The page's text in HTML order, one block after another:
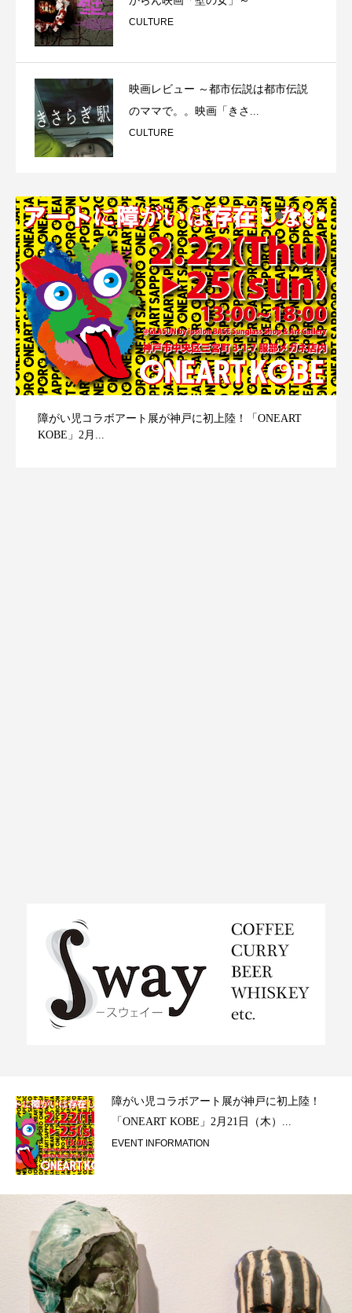
CULTURE
映画レビュー ～都市伝説は都市伝説
のママで。。映画「きさ...
CULTURE
障がい児コラボアート展が神戸に初上陸！「ONEART
KOBE」2月...
障がい児コラボアート展が神戸に初上陸！
「ONEART KOBE」2月21日（木）...
EVENT INFORMATION